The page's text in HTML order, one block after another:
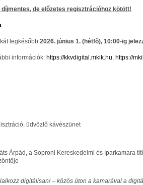
de előzetes regisztrációhoz kötött!
legkésőbb 2026. június 1. (hétfő), 10:00-ig
információk: https://kkvdigital.mkik.hu, https://
üdvözlő kávészünet
Árpád, a Soproni Kereskedelmi és Iparkamara
digitálisan! – közös úton a kamarával a